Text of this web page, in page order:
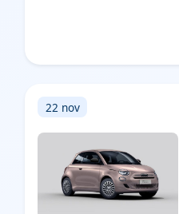
22 nov